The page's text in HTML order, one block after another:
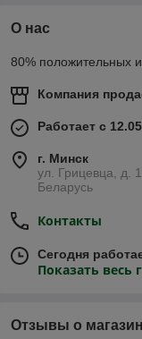
О нас
80% положительных
Компания
Работает с
г. Минск
ул. Грицевца, д.
Беларусь
Контакты
Сегодня
Показать весь
Отзывы о